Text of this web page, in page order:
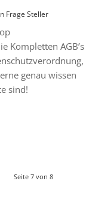
Frage Steller
Kompletten AGB’s
genau wissen
sind!
Seite 7 von 8